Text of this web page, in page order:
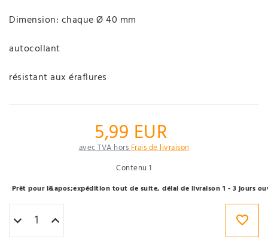
Dimension: chaque Ø 40 mm
autocollant
résistant aux éraflures
5,99 EUR
avec TVA horsFrais de livraison
Contenu1
Prêt pour l&apos;expédition tout de suite, délai de livraison 1 - 3 jours